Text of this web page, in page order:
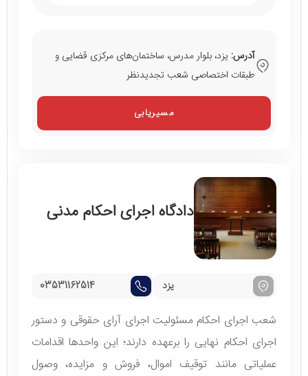
آدرس: یزد، بلوار مدرس، ساختمان‌های مرکزی قضایی و
طبقات اختصاصی شعب تجدیدنظر
مسیریابی
دادگاه اجرای احکام مدنی
یزد 03531162514
شعب اجرای احکام مسئولیت اجرای آرای حقوقی و دستور
اجرای احکام نهایی را برعهده دارند؛ این واحدها اقدامات
عملیاتی مانند توقیف اموال، فروش و مزایده، وصول